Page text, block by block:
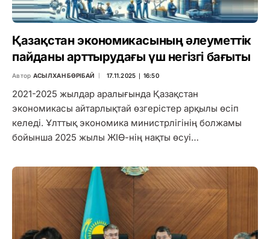
Қазақстан экономикасының әлеуметтік
пайданы арттырудағы үш негізгі бағыты
Автор АСЫЛХАН БӨРІБАЙ 17.11.2025 ∣ 16:50
2021-2025 жылдар аралығында Қазақстан
экономикасы айтарлықтай өзгерістер арқылы өсіп
келеді. Ұлттық экономика министрлігінің болжамы
бойынша 2025 жылы ЖІӨ-нің нақты өсуі…